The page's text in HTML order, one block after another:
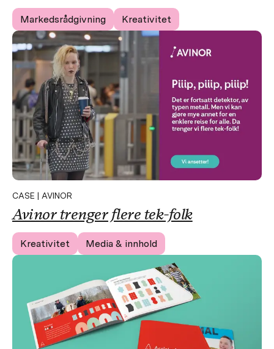
Markedsrådgivning Kreativitet
CASE | AVINOR
Avinor trenger flere tek-folk
Kreativitet Media & innhold